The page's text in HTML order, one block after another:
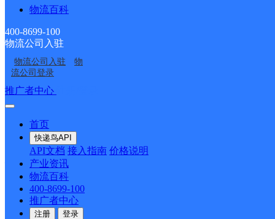
物流百科
400-8699-100
物流公司入驻
物流公司入驻
物
流公司登录
推广者中心
首页
快递鸟API
API文档 接入指南 价格说明
产业资讯
物流百科
400-8699-100
推广者中心
注册 登录
点ID10823
西丰县钓鱼镇合作点
ID10662
铁岭市西丰县营业部
陶然邮政所
明德邮政支局
接口API
API接口 DEMO下载
关于我们
公司介绍 企业动态
合作伙伴 快递鸟接口服务协议
户隐私政策